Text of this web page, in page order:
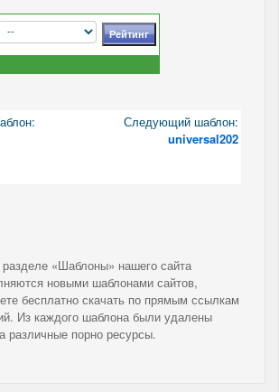
Следующий шаблон:
universal202
разделе «Шаблоны» нашего сайта
новыми шаблонами сайтов,
бесплатно скачать по прямым ссылкам
Из каждого шаблона были удалены
различные порно ресурсы.